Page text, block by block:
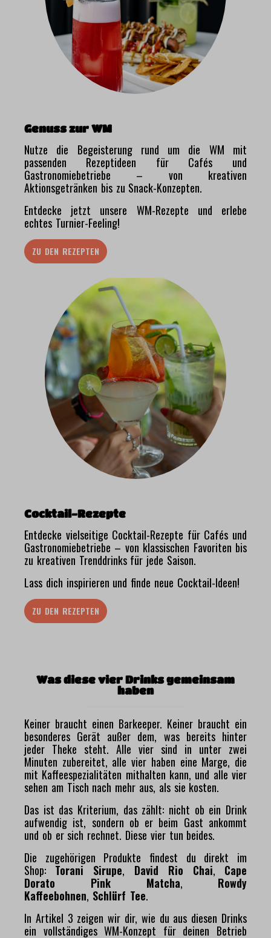
Genuss zur WM
Nutze die Begeisterung rund um die WM mit
passenden Rezeptideen für Cafés und
Gastronomiebetriebe – von kreativen
Aktionsgetränken bis zu Snack-Konzepten.
Entdecke jetzt unsere WM-Rezepte und erlebe
echtes Turnier-Feeling!
ZU DEN REZEPTEN
Cocktail-Rezepte
Entdecke vielseitige Cocktail-Rezepte für Cafés und
Gastronomiebetriebe – von klassischen Favoriten bis
zu kreativen Trenddrinks für jede Saison.
Lass dich inspirieren und finde neue Cocktail-Ideen!
ZU DEN REZEPTEN
Was diese vier Drinks gemeinsam
haben
Keiner braucht einen Barkeeper. Keiner braucht ein
besonderes Gerät außer dem, was bereits hinter
jeder Theke steht. Alle vier sind in unter zwei
Minuten zubereitet, alle vier haben eine Marge, die
mit Kaffeespezialitäten mithalten kann, und alle vier
sehen am Tisch nach mehr aus, als sie kosten.
Das ist das Kriterium, das zählt: nicht ob ein Drink
aufwendig ist, sondern ob er beim Gast ankommt
und ob er sich rechnet. Diese vier tun beides.
Die zugehörigen Produkte findest du direkt im
Shop: Torani Sirupe, David Rio Chai, Cape
Dorato Pink Matcha, Rowdy
Kaffeebohnen, Schlürf Tee.
In Artikel 3 zeigen wir dir, wie du aus diesen Drinks
ein vollständiges WM-Konzept für deinen Betrieb